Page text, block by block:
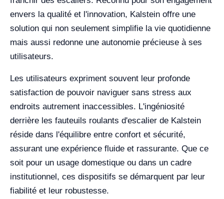
envers la qualité et l'innovation, Kalstein offre une
solution qui non seulement simplifie la vie quotidienne
mais aussi redonne une autonomie précieuse à ses
utilisateurs.
Les utilisateurs expriment souvent leur profonde
satisfaction de pouvoir naviguer sans stress aux
endroits autrement inaccessibles. L'ingéniosité
derrière les fauteuils roulants d'escalier de Kalstein
réside dans l'équilibre entre confort et sécurité,
assurant une expérience fluide et rassurante. Que ce
soit pour un usage domestique ou dans un cadre
institutionnel, ces dispositifs se démarquent par leur
fiabilité et leur robustesse.